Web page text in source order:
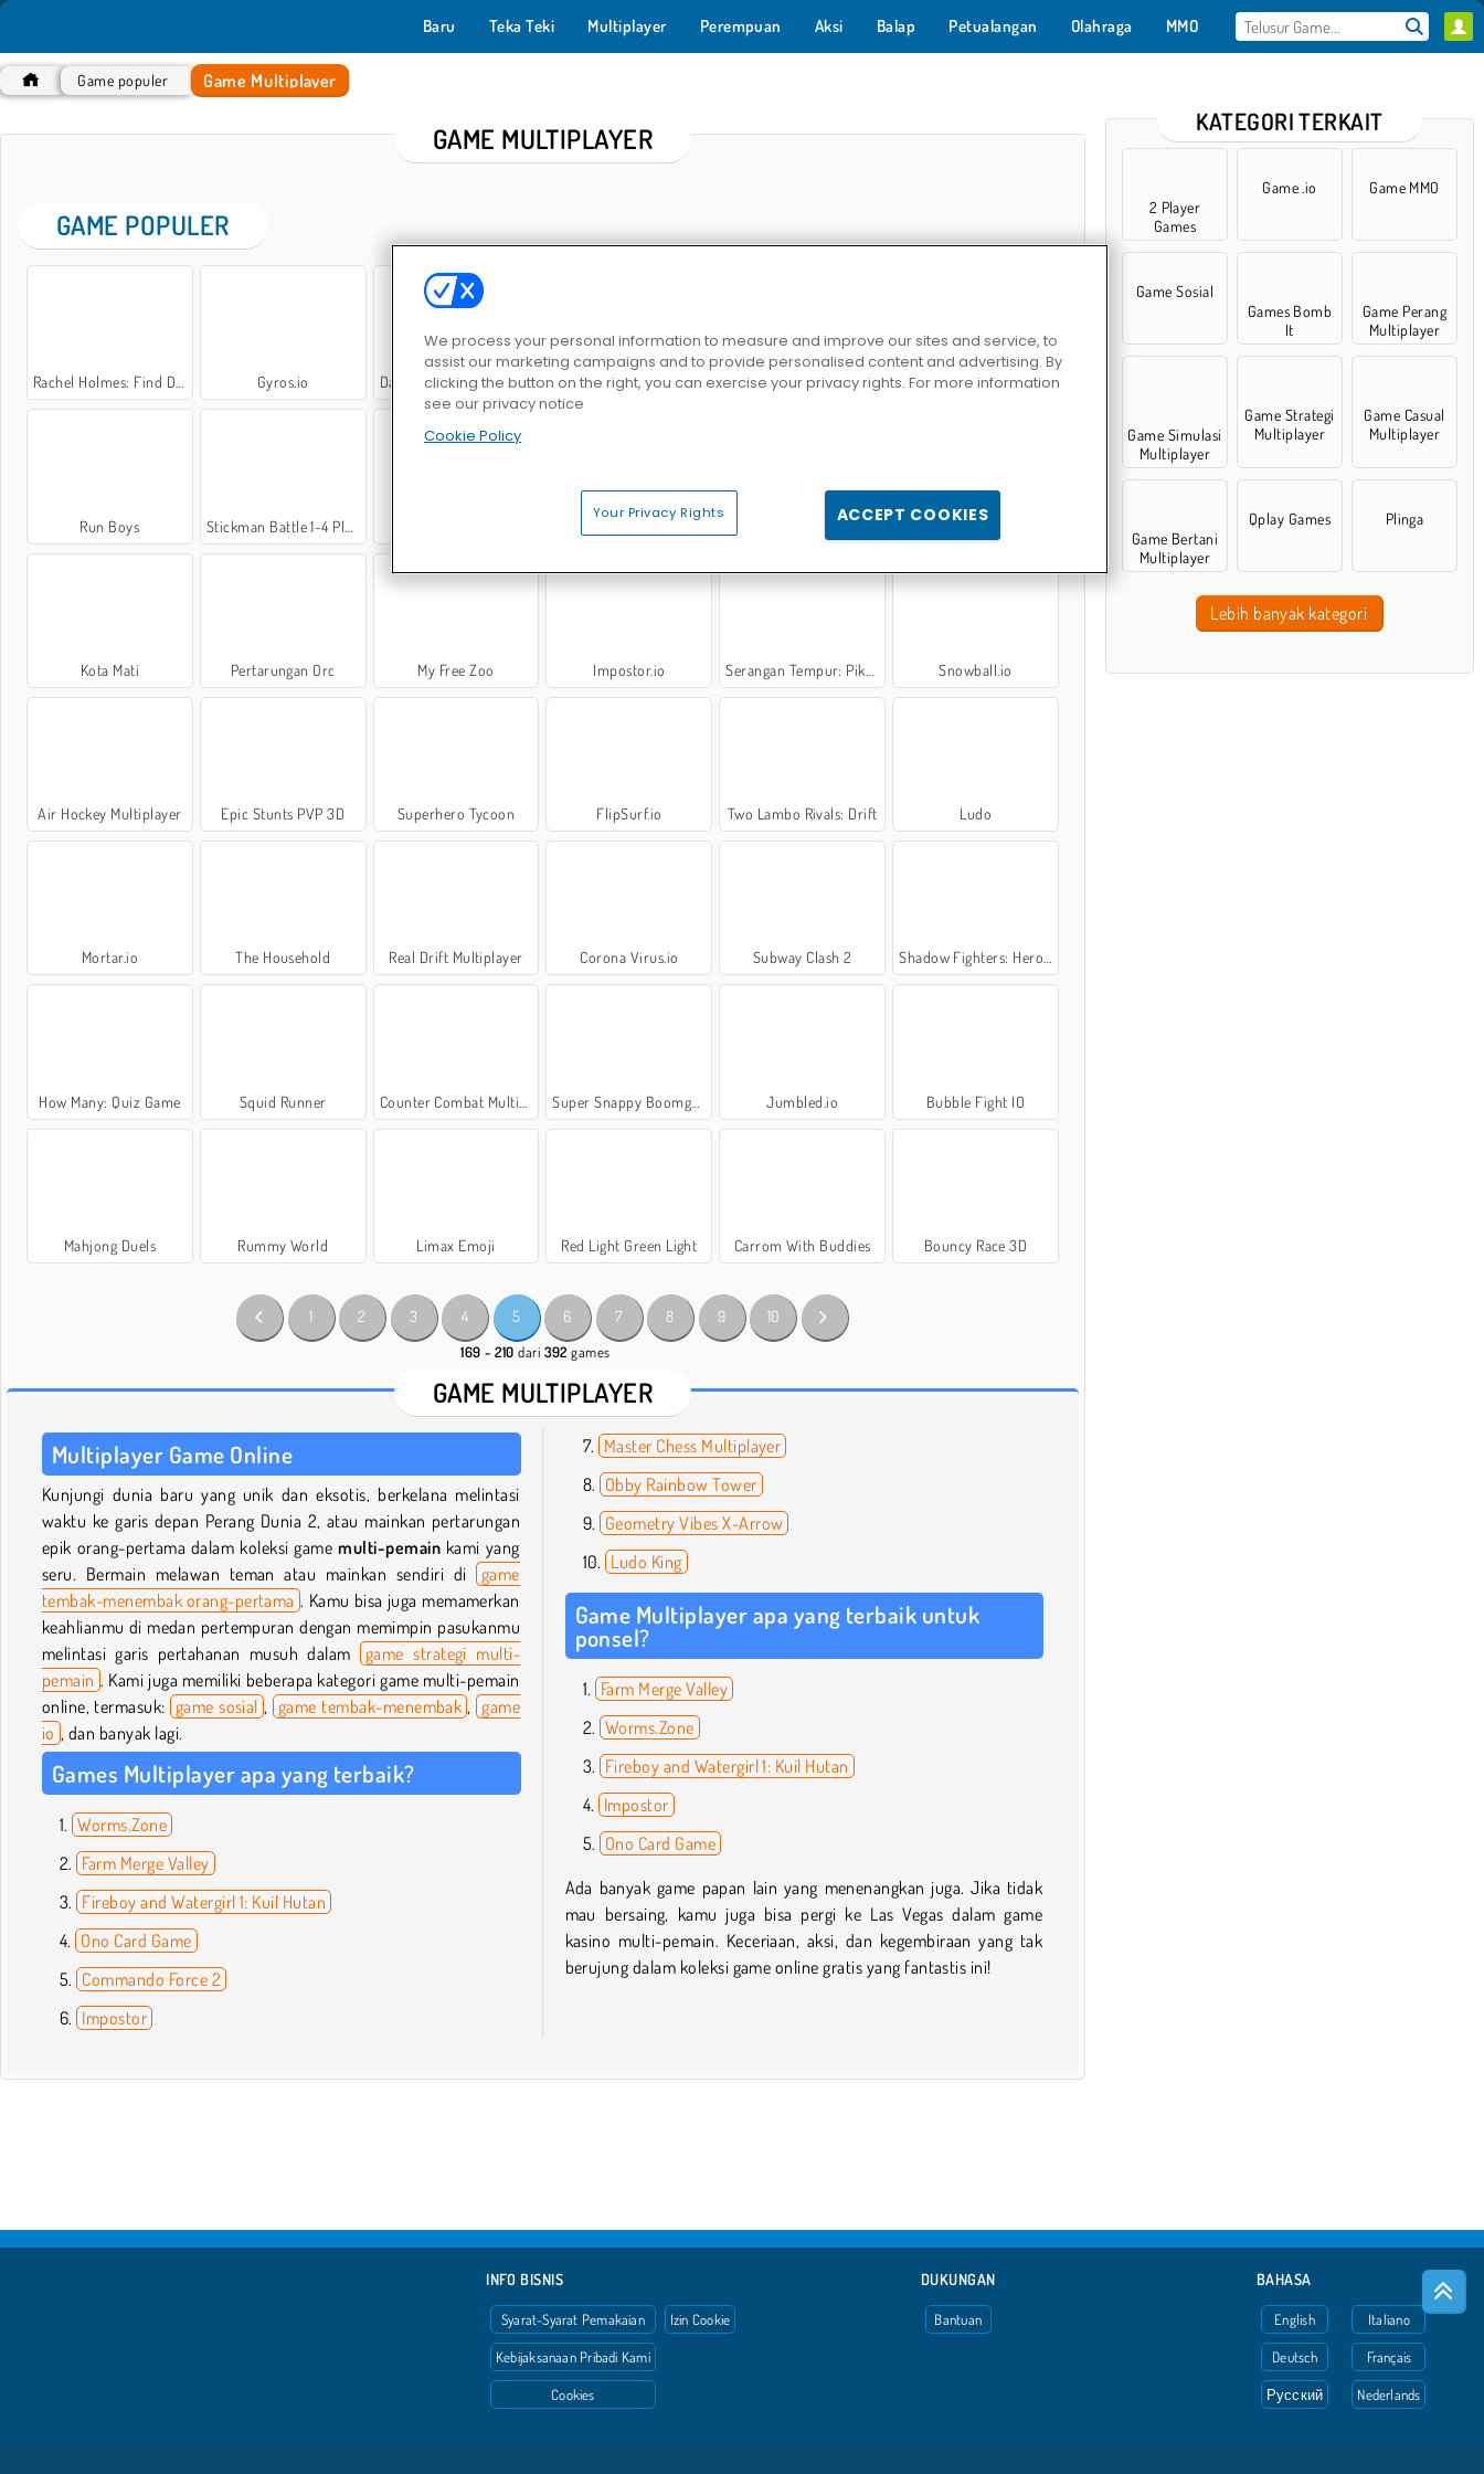
Baru Teka Teki Multiplayer Perempuan Aksi Balap Petualangan Olahraga MMO
Game populer Game Multiplayer
GAME MULTIPLAYER
GAME POPULER
Rachel Holmes: Find Differences Gyros.io Dart Tournament Multiplayer Duckpark.io Drawer Super Racer Oceania
Run Boys Stickman Battle 1-4 Players Football Penalty
Kota Mati Pertarungan Orc My Free Zoo Impostor.io Serangan Tempur: Piksel Multipemain Snowball.io
Air Hockey Multiplayer Epic Stunts PVP 3D Superhero Tycoon FlipSurf.io Two Lambo Rivals: Drift Ludo
Mortar.io The Household Real Drift Multiplayer Corona Virus.io Subway Clash 2 Shadow Fighters: Hero Duel
How Many: Quiz Game Squid Runner Counter Combat Multiplayer Super Snappy Boomguys Jumbled.io Bubble Fight IO
Mahjong Duels Rummy World Limax Emoji Red Light Green Light Carrom With Buddies Bouncy Race 3D
1 2 3 4 5 6 7 8 9 10
169 - 210 dari 392 games
GAME MULTIPLAYER
Multiplayer Game Online
Kunjungi dunia baru yang unik dan eksotis, berkelana melintasi
waktu ke garis depan Perang Dunia 2, atau mainkan pertarungan
epik orang-pertama dalam koleksi gamemulti-pemainkami yang
seru. Bermain melawan teman atau mainkan sendiri di
game
tembak-menembak orang-pertama . Kamu bisa juga memamerkan
keahlianmu di medan pertempuran dengan memimpin pasukanmu
melintasi garis pertahanan musuh dalam
game strategi multi-
pemain . Kami juga memiliki beberapa kategori game multi-pemain
online, termasuk: game sosial , game tembak-menembak , game
io , dan banyak lagi.
Games Multiplayer apa yang terbaik?
Worms.Zone
Farm Merge Valley
Fireboy and Watergirl 1: Kuil Hutan
Ono Card Game
Commando Force 2
Impostor
Master Chess Multiplayer
Obby Rainbow Tower
Geometry Vibes X-Arrow
Ludo King
Game Multiplayer apa yang terbaik untuk
ponsel?
Farm Merge Valley
Worms.Zone
Fireboy and Watergirl 1: Kuil Hutan
Impostor
Ono Card Game
Ada banyak game papan lain yang menenangkan juga. Jika tidak
mau bersaing, kamu juga bisa pergi ke Las Vegas dalam game
kasino multi-pemain. Keceriaan, aksi, dan kegembiraan yang tak
berujung dalam koleksi game online gratis yang fantastis ini!
KATEGORI TERKAIT
2 Player
Games
Game .io Game MMO
Game Sosial
Games Bomb
It
Game Perang
Multiplayer
Game Simulasi
Multiplayer
Game Strategi
Multiplayer
Game Casual
Multiplayer
Game Bertani
Multiplayer
Qplay Games Plinga
Lebih banyak kategori
INFO BISNIS
Syarat-Syarat Pemakaian
Kebijaksanaan Pribadi Kami
Cookies
Izin Cookie
DUKUNGAN
Bantuan
BAHASA
English
Deutsch
Русский
Italiano
Français
Nederlands
We process your personal information to measure and improve our sites and service, to
assist our marketing campaigns and to provide personalised content and advertising. By
clicking the button on the right, you can exercise your privacy rights. For more information
see our privacy notice
Cookie Policy
Your Privacy Rights ACCEPT COOKIES